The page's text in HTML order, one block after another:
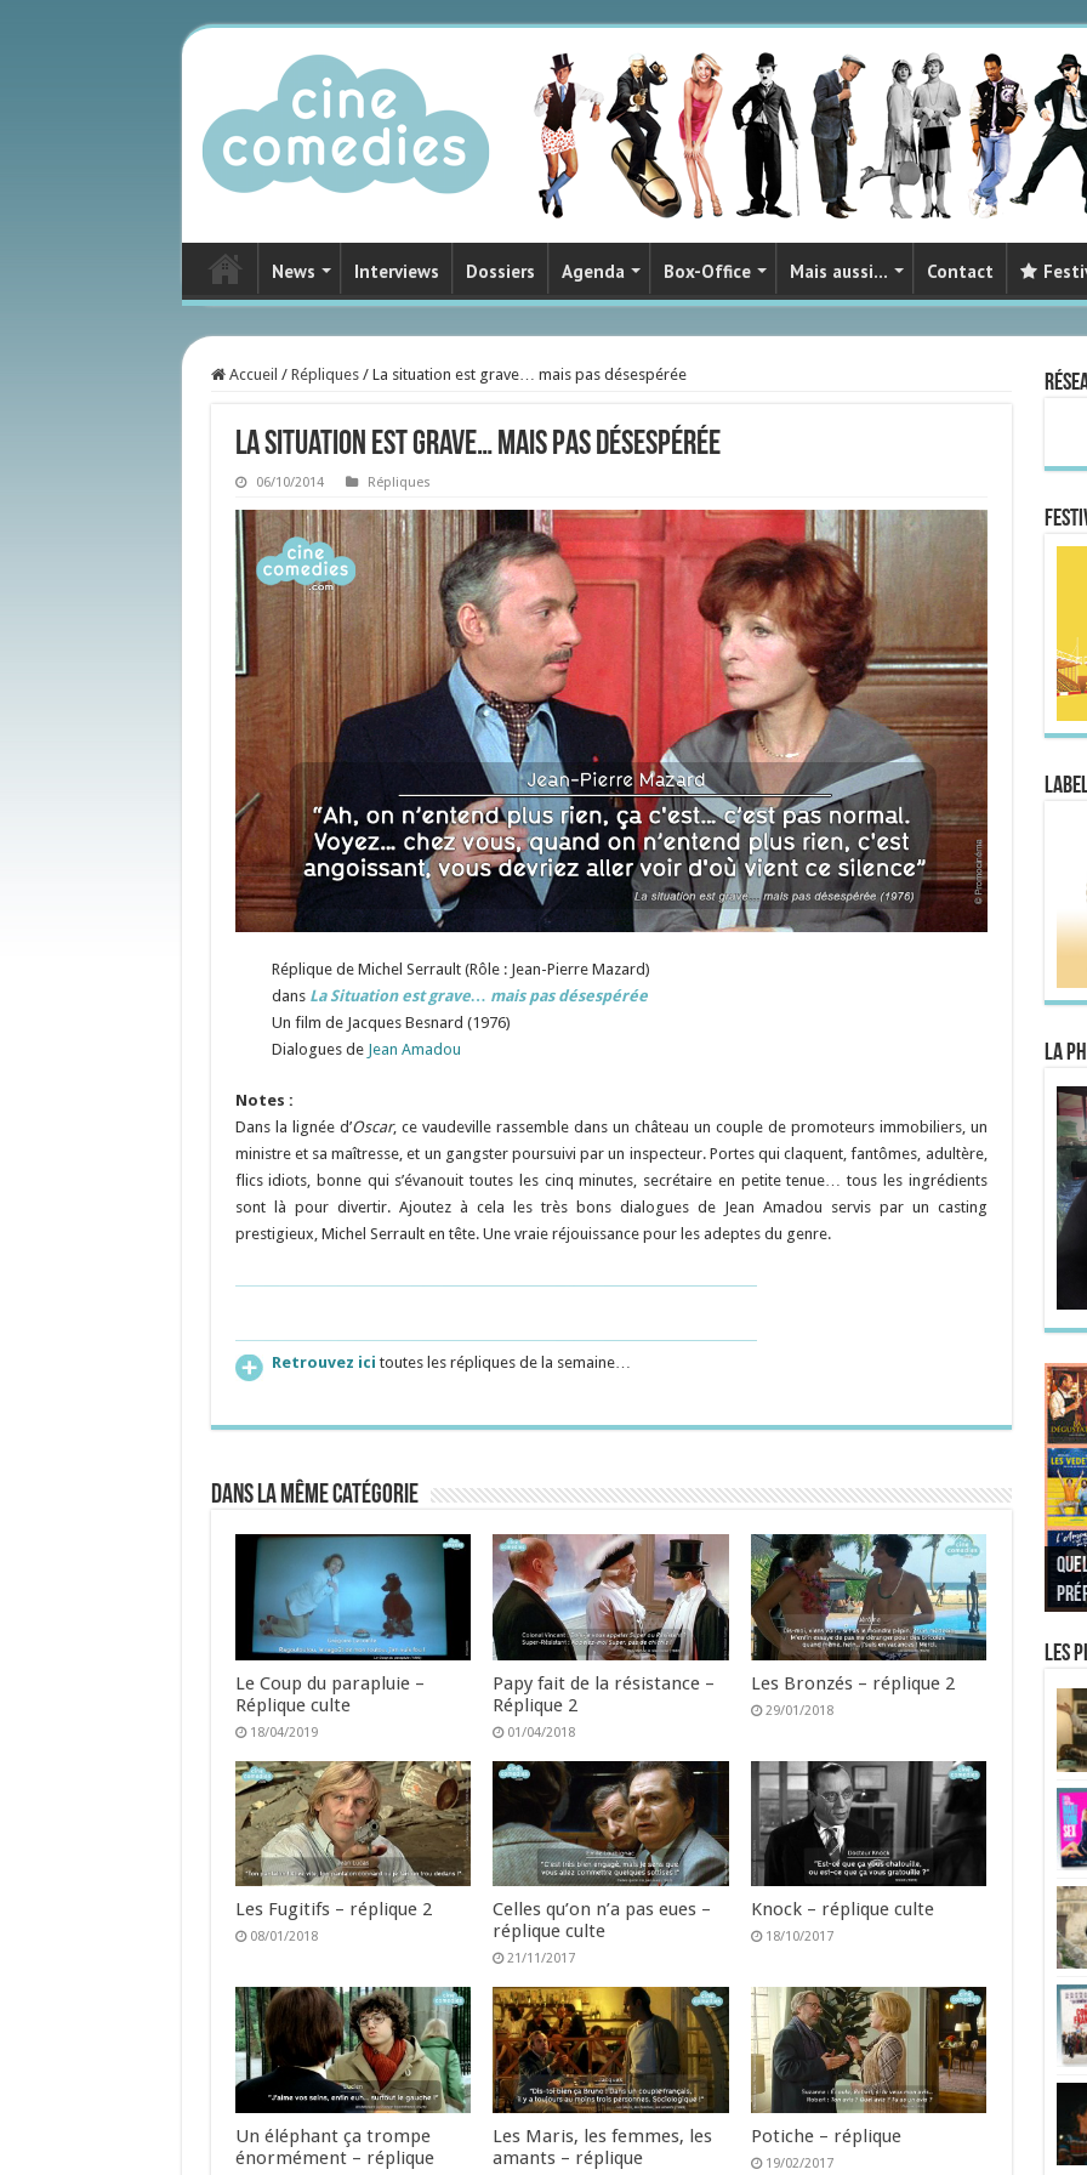
News Interviews Dossiers Agenda Box-Office Mais aussi… Contact
Accueil / Répliques / La situation est grave… mais pas désespérée
La situation est grave… mais pas désespérée
06/10/2014 Répliques
Réplique de Michel Serrault (Rôle : Jean-Pierre Mazard)
dans La Situation est grave… mais pas désespérée
Un film de Jacques Besnard (1976)
Dialogues de Jean Amadou
Notes :
Dans la lignée d’Oscar, ce vaudeville rassemble dans un château un couple de promoteurs immobiliers, un
ministre et sa maîtresse, et un gangster poursuivi par un inspecteur. Portes qui claquent, fantômes, adultère,
flics idiots, bonne qui s’évanouit toutes les cinq minutes, secrétaire en petite tenue… tous les ingrédients
sont là pour divertir. Ajoutez à cela les très bons dialogues de Jean Amadou servis par un casting
prestigieux, Michel Serrault en tête. Une vraie réjouissance pour les adeptes du genre.
Retrouvez ici toutes les répliques de la semaine…
Dans la même catégorie
Le Coup du parapluie –
Réplique culte
18/04/2019
Papy fait de la résistance –
Réplique 2
01/04/2018
Les Bronzés – réplique 2
29/01/2018
Les Fugitifs – réplique 2
08/01/2018
Celles qu’on n’a pas eues –
réplique culte
21/11/2017
Knock – réplique culte
18/10/2017
Un éléphant ça trompe
énormément – réplique
Les Maris, les femmes, les
amants – réplique
Potiche – réplique
19/02/2017
La
Les